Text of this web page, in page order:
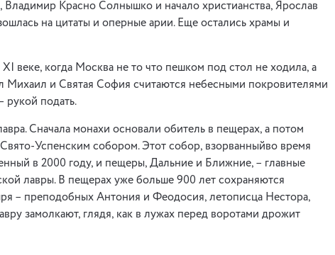
Красно Солнышко и начало христианства, Ярослав
на цитаты и оперные арии. Еще остались храмы и
веке, когда Москва не то что пешком под стол не ходила, а
Михаил и Святая София считаются небесными покровителями
рукой подать.
Сначала монахи основали обитель в пещерах, а потом
Успенским собором. Этот собор, взорванныйво время
в 2000 году, и пещеры, Дальние и Ближние, – главные
лавры. В пещерах уже больше 900 лет сохраняются
– преподобных Антония и Феодосия, летописца Нестора,
замолкают, глядя, как в лужах перед воротами дрожит